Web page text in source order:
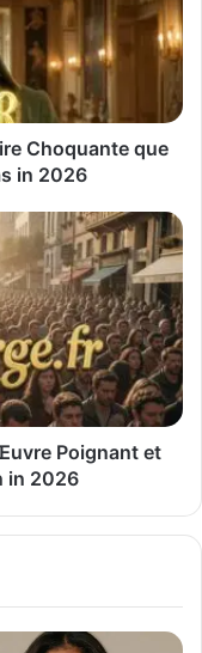
Choquante que
in 2026
Poignant et
in 2026